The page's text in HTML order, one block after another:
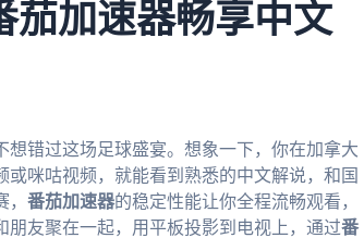
茄加速器畅享中文
想错过这场足球盛宴。想象一下，你在加拿大
或咪咕视频，就能看到熟悉的中文解说，和国
番茄加速器的稳定性能让你全程流畅观看，
友聚在一起，用平板投影到电视上，通过番